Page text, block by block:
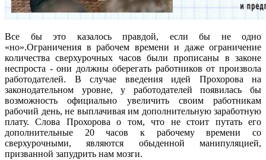
Все бы это казалось правдой, если бы не одно
«но».Ограничения в рабочем времени и даже ограничение
количества сверхурочных часов были прописаны в законе
неспроста - они должны оберегать работников от произвола
работодателей. В случае введения идей Прохорова на
законодательном уровне, у работодателей появилась бы
возможность официально увеличить своим работникам
рабочий день, не выплачивая им дополнительную заработную
плату. Слова Прохорова о том, что не стоит путать его
дополнительные 20 часов к рабочему времени со
сверхурочными, являются обыденной манипуляцией,
призванной запудрить нам мозги.